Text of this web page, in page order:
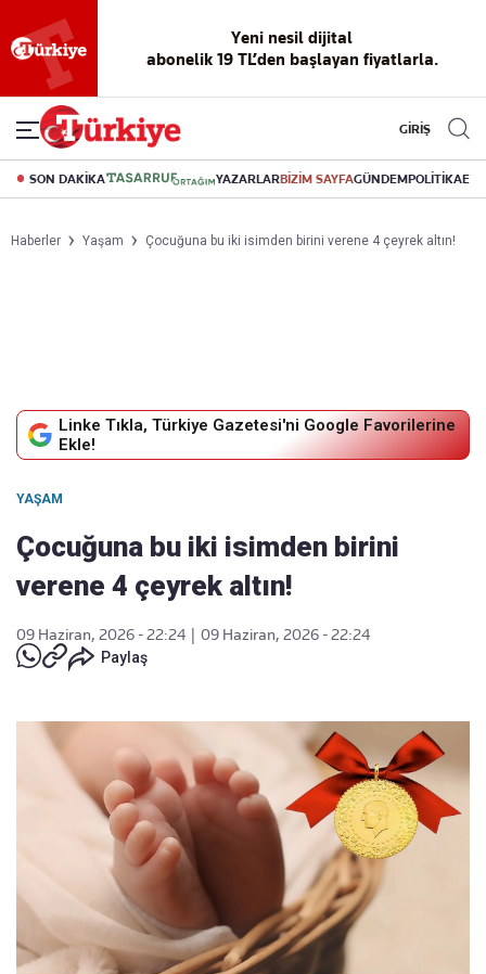
Yeni nesil dijital
abonelik 19 TL’den başlayan fiyatlarla.
GİRİŞ
SON DAKİKA YAZARLARBİZİM SAYFAGÜNDEMPOLİTİKA
Haberler Yaşam Çocuğuna bu iki isimden birini verene 4 çeyrek altın!
Linke Tıkla, Türkiye Gazetesi'ni Google Favorilerine
Ekle!
YAŞAM
Çocuğuna bu iki isimden birini
verene 4 çeyrek altın!
09 Haziran, 2026 - 22:24
09 Haziran, 2026 - 22:24
Paylaş